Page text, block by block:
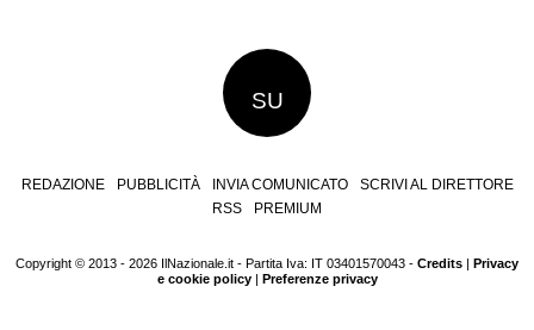
SU
REDAZIONE PUBBLICITÀ INVIA COMUNICATO
SCRIVI AL DIRETTORE
RSS
PREMIUM
Copyright © 2013 - 2026 IlNazionale.it - Partita Iva: IT 03401570043 - Credits | Privacy
e cookie policy| Preferenze privacy